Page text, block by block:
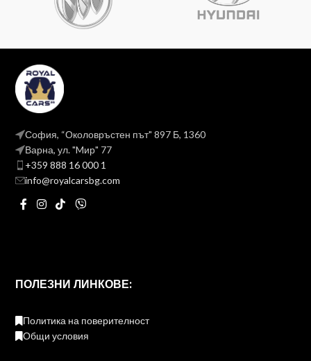
София, “Околовръстен път" 897 Б, 1360
Варна, ул. "Mир" 77
+359 888 16 000 1
info@royalcarsbg.com
ПОЛЕЗНИ ЛИНКОВЕ:
Политика на поверителност
Общи условия